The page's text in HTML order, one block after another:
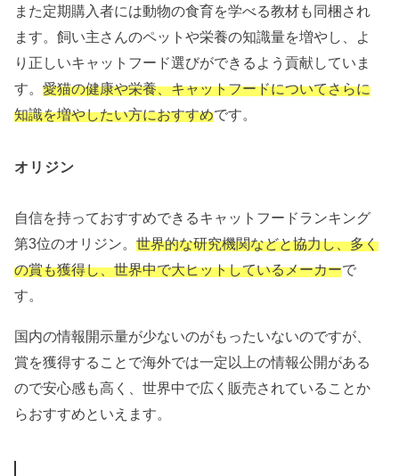
また定期購入者には動物の食育を学べる教材も同梱され
ます。飼い主さんのペットや栄養の知識量を増やし、よ
り正しいキャットフード選びができるよう貢献していま
す。愛猫の健康や栄養、キャットフードについてさらに
知識を増やしたい方におすすめです。
オリジン
自信を持っておすすめできるキャットフードランキング
第3位のオリジン。世界的な研究機関などと協力し、多く
の賞も獲得し、世界中で大ヒットしているメーカーで
す。
国内の情報開示量が少ないのがもったいないのですが、
賞を獲得することで海外では一定以上の情報公開がある
ので安心感も高く、世界中で広く販売されていることか
らおすすめといえます。